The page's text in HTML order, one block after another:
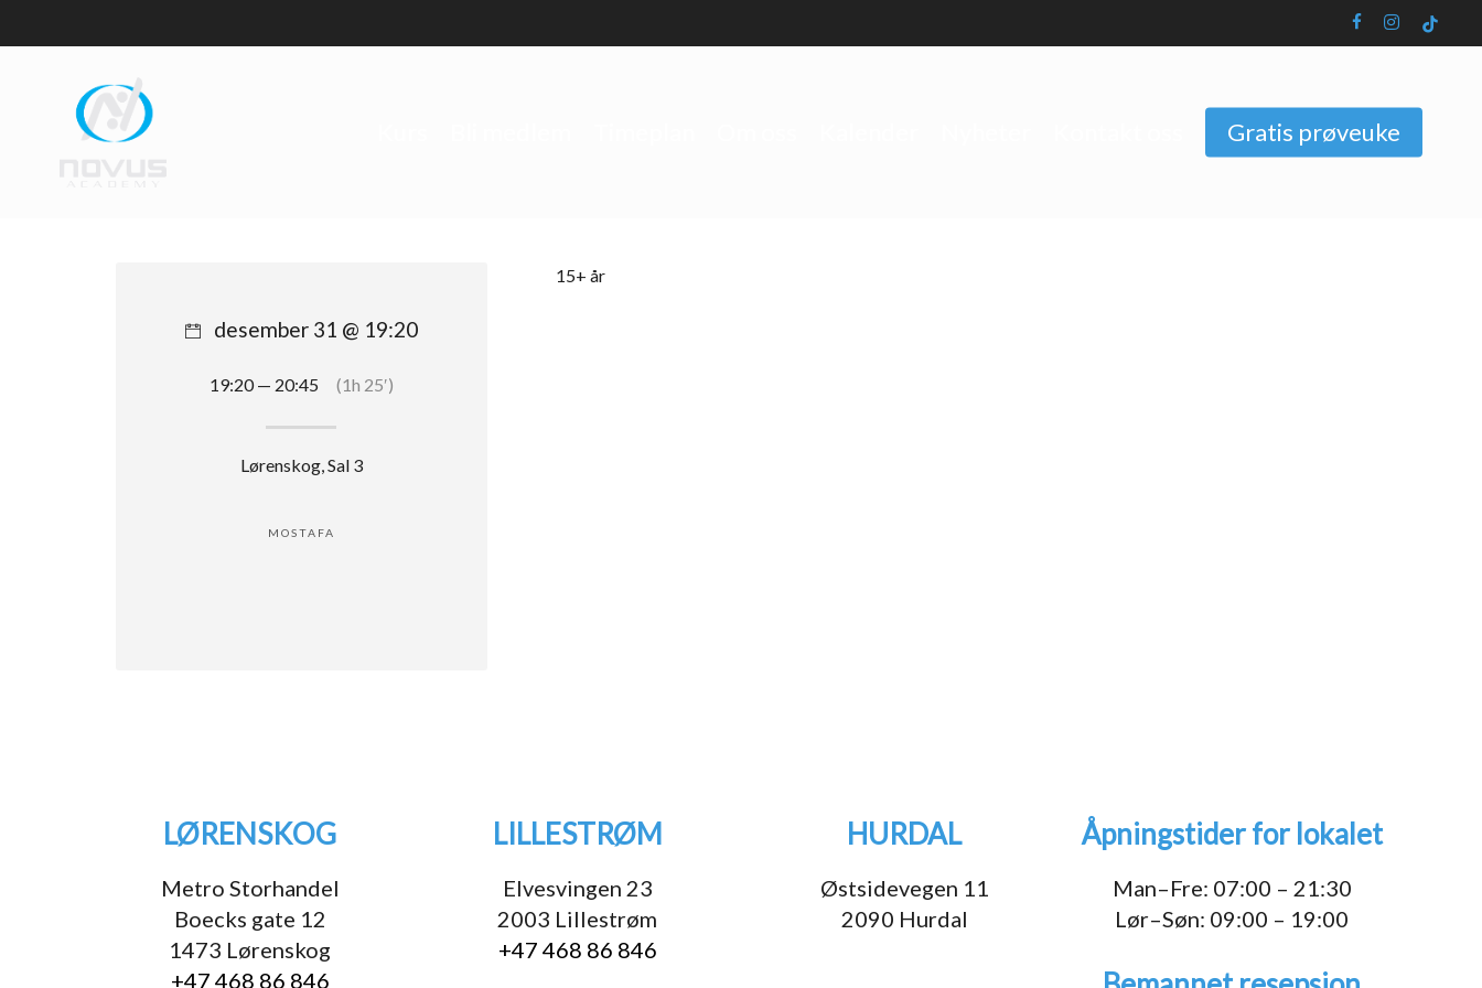
facebookinstagram
tiktok
Gratis prøveuke
15+ år
desember 31 @ 19:20
19:20 — 20:45 (1h 25′)
Lørenskog, Sal 3
MOSTAFA
LØRENSKOG
Metro Storhandel
Boecks gate 12
1473 Lørenskog
+47 468 86 846
LILLESTRØM
Elvesvingen 23
2003 Lillestrøm
+47 468 86 846
HURDAL
Østsidevegen 11
2090 Hurdal
Åpningstider for lokalet
Man–Fre: 07:00 – 21:30
Lør–Søn: 09:00 – 19:00